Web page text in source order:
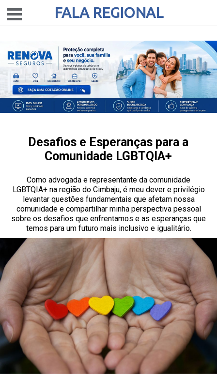
FALA REGIONAL
Desafios e Esperanças para a
Comunidade LGBTQIA+
Como advogada e representante da comunidade
LGBTQIA+ na região do Cimbaju, é meu dever e privilégio
levantar questões fundamentais que afetam nossa
comunidade e compartilhar minha perspectiva pessoal
sobre os desafios que enfrentamos e as esperanças que
temos para um futuro mais inclusivo e igualitário.